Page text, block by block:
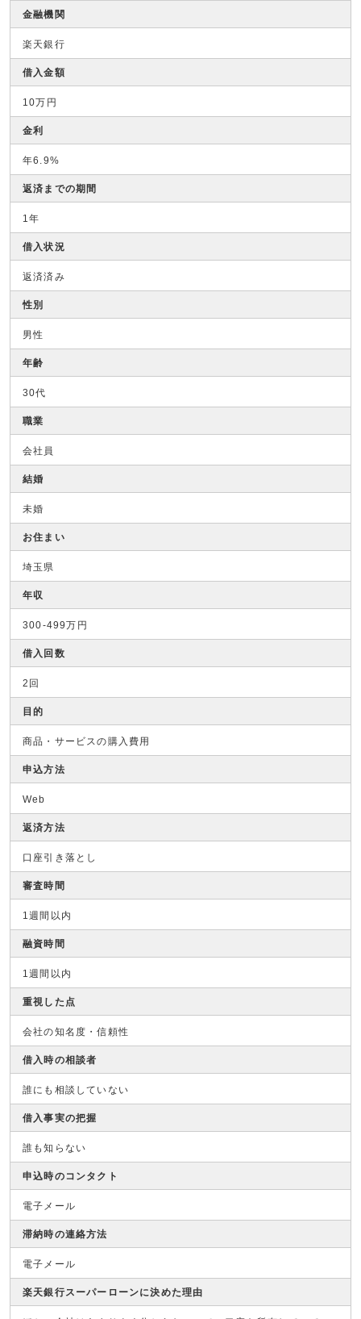
金融機関
楽天銀行
借入金額
10万円
金利
年6.9%
返済までの期間
1年
借入状況
返済済み
性別
男性
年齢
30代
職業
会社員
結婚
未婚
お住まい
埼玉県
年収
300-499万円
借入回数
2回
目的
商品・サービスの購入費用
申込方法
Web
返済方法
口座引き落とし
審査時間
1週間以内
融資時間
1週間以内
重視した点
会社の知名度・信頼性
借入時の相談者
誰にも相談していない
借入事実の把握
誰も知らない
申込時のコンタクト
電子メール
滞納時の連絡方法
電子メール
楽天銀行スーパーローンに決めた理由